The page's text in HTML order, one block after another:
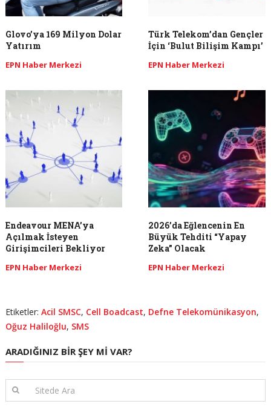
Glovo’ya 169 Milyon Dolar
Yatırım
EPN Haber Merkezi
Türk Telekom’dan Gençler
İçin ‘Bulut Bilişim Kampı’
EPN Haber Merkezi
Endeavour MENA’ya
Açılmak İsteyen
Girişimcileri Bekliyor
EPN Haber Merkezi
2026’da Eğlencenin En
Büyük Tehditi “Yapay
Zeka” Olacak
EPN Haber Merkezi
Etiketler: Acil SMSC, Cell Boadcast, Defne Telekomünikasyon,
Oğuz Haliloğlu, SMS
ARADIĞINIZ BIR ŞEY MI VAR?